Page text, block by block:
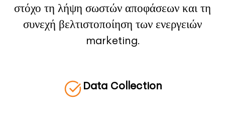
στόχο τη λήψη σωστών αποφάσεων και τη
συνεχή βελτιστοποίηση των ενεργειών
marketing.
Data Collection